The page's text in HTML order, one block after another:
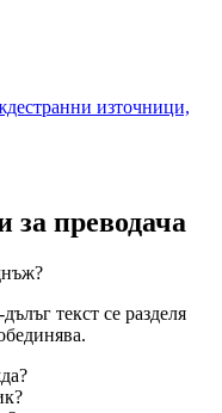
източници,
за преводача
текст се разделя